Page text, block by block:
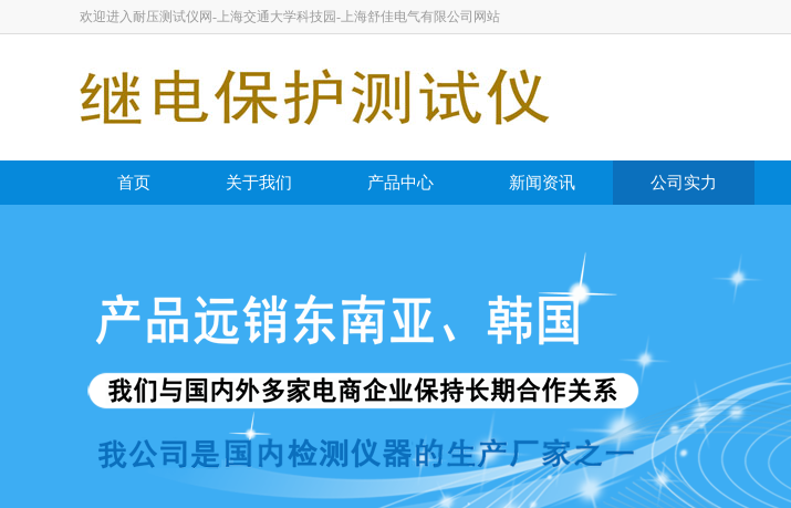
欢迎进入耐压测试仪网-上海交通大学科技园-上海舒佳电气有限公司网站
首页 关于我们 产品中心 新闻资讯 公司实力